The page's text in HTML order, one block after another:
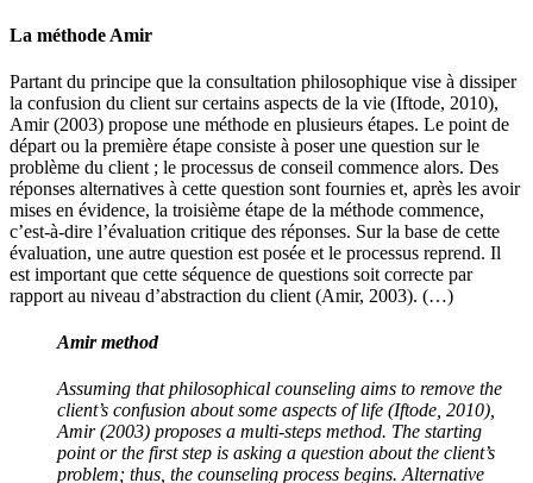
La méthode Amir
Partant du principe que la consultation philosophique vise à dissiper
la confusion du client sur certains aspects de la vie (Iftode, 2010),
Amir (2003) propose une méthode en plusieurs étapes. Le point de
départ ou la première étape consiste à poser une question sur le
problème du client ; le processus de conseil commence alors. Des
réponses alternatives à cette question sont fournies et, après les avoir
mises en évidence, la troisième étape de la méthode commence,
c’est-à-dire l’évaluation critique des réponses. Sur la base de cette
évaluation, une autre question est posée et le processus reprend. Il
est important que cette séquence de questions soit correcte par
rapport au niveau d’abstraction du client (Amir, 2003). (…)
Amir method
Assuming that philosophical counseling aims to remove the
client’s confusion about some aspects of life (Iftode, 2010),
Amir (2003) proposes a multi-steps method. The starting
point or the first step is asking a question about the client’s
problem; thus, the counseling process begins. Alternative